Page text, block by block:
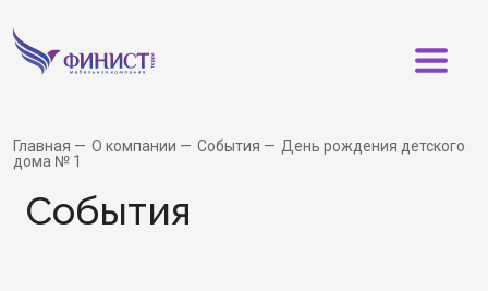
Главная О компании События
День рождения детского
дома № 1
События